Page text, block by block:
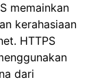
memainkan
kerahasiaan
HTTPS
dari